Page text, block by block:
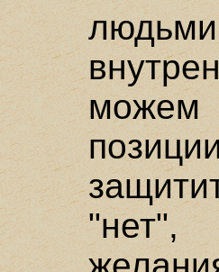
можем
"нет",